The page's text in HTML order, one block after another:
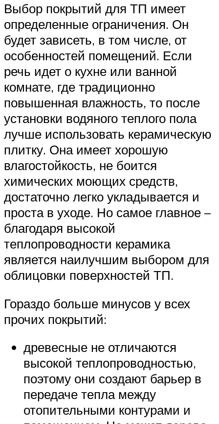
Выбор покрытий для ТП имеет
определенные ограничения. Он
будет зависеть, в том числе, от
особенностей помещений. Если
речь идет о кухне или ванной
комнате, где традиционно
повышенная влажность, то после
установки водяного теплого пола
лучше использовать керамическую
плитку. Она имеет хорошую
влагостойкость, не боится
химических моющих средств,
достаточно легко укладывается и
проста в уходе. Но самое главное –
благодаря высокой
теплопроводности керамика
является наилучшим выбором для
облицовки поверхностей ТП.
Гораздо больше минусов у всех
прочих покрытий:
древесные не отличаются
высокой теплопроводностью,
поэтому они создают барьер в
передаче тепла между
отопительными контурами и